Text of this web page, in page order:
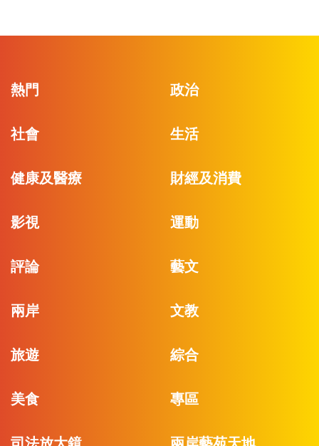
熱門 政治
社會 生活
健康及醫療 財經及消費
影視 運動
評論 藝文
兩岸 文教
旅遊 綜合
美食 專區